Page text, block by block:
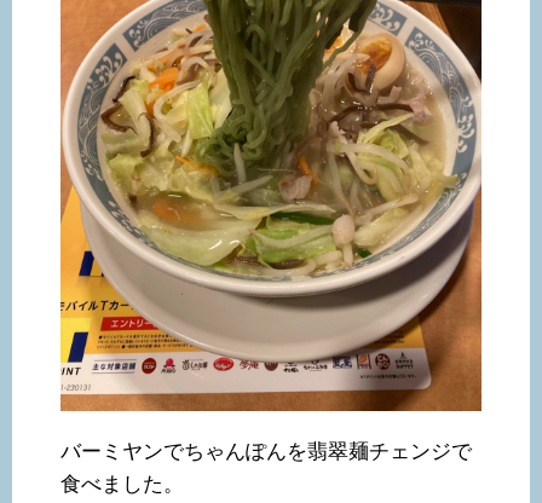
バーミヤンでちゃんぽんを翡翠麺チェンジで
食べました。